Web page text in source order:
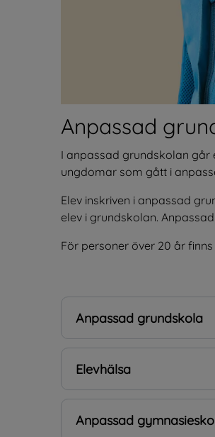
Anpassad
I anpassad grundskolan går
ungdomar som gått i
Elev inskriven i anpassad
elev i grundskolan.
För personer över 20 år
Anpassad grundskola
Elevhälsa
Anpassad